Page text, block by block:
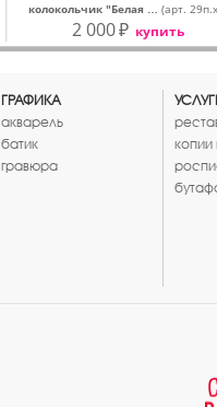
колокольчик "Белая … (арт.
2 000₽ купить
ГРАФИКА
акварель
батик
гравюра
копии